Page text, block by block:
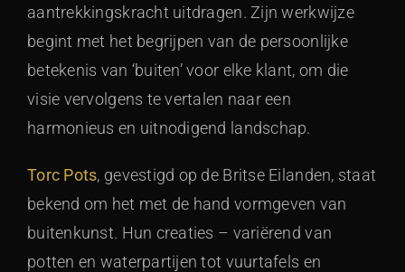
aantrekkingskracht uitdragen. Zijn werkwijze
begint met het begrijpen van de persoonlijke
betekenis van ‘buiten’ voor elke klant, om die
visie vervolgens te vertalen naar een
harmonieus en uitnodigend landschap.
Torc Pots, gevestigd op de Britse Eilanden, staat
bekend om het met de hand vormgeven van
buitenkunst. Hun creaties – variërend van
potten en waterpartijen tot vuurtafels en